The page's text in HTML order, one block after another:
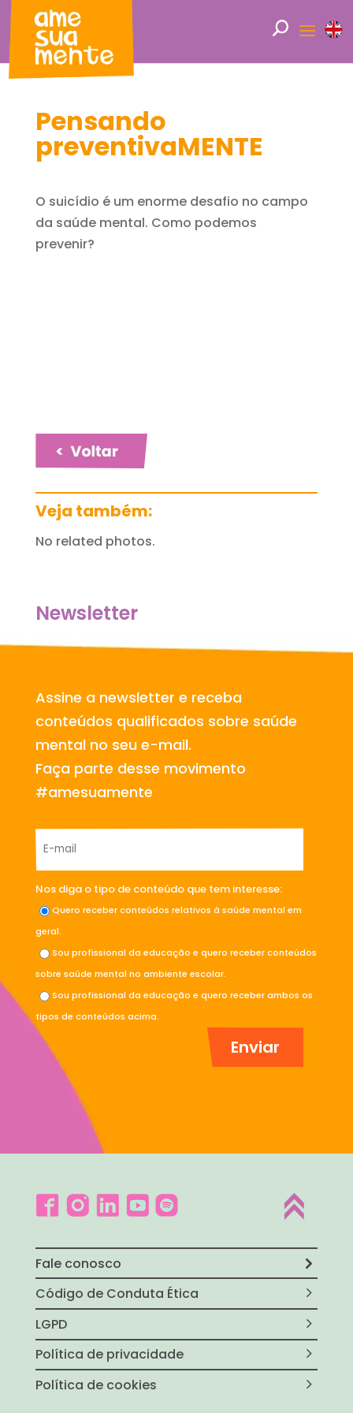
Pensando
preventivaMENTE
O suicídio é um enorme desafio no campo
da saúde mental. Como podemos
prevenir?
Veja também:
No related photos.
Newsletter
Assine a newsletter e receba
conteúdos qualificados sobre saúde
mental no seu e-mail.
Faça parte desse movimento
#amesuamente
Nos diga o tipo de conteúdo que tem interesse:
Quero receber conteúdos relativos à saúde mental em
geral.
Sou profissional da educação e quero receber conteúdos
sobre saúde mental no ambiente escolar.
Sou profissional da educação e quero receber ambos os
tipos de conteúdos acima.
Fale conosco
Código de Conduta Ética
LGPD
Política de privacidade
Política de cookies